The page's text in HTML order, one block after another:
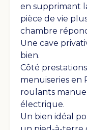
en supprimant
pièce de vie
chambre
Une cave
bien.
Côté
menuiseries en
roulants
électrique.
Un bien idéal